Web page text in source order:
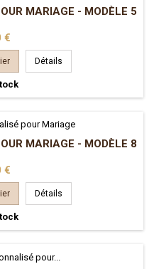
MARIAGE - MODÈLE 5
€
Détails
MARIAGE - MODÈLE 8
€
Détails